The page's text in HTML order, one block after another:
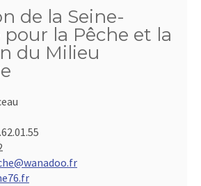
de la Seine-
la Pêche et la
du Milieu